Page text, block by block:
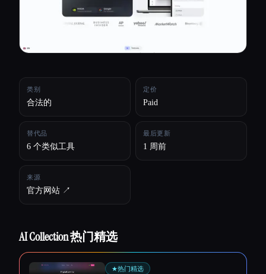
Esc
类别
合法的
定价
Paid
替代品
6 个类似工具
最后更新
1 周前
来源
官方网站 ↗︎
AI Collection 热门精选
★热门精选